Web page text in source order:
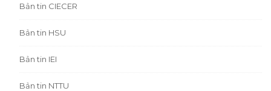
Bản tin CIECER
Bản tin HSU
Bản tin IEI
Bản tin NTTU